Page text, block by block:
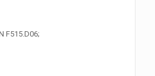
F515.D06;